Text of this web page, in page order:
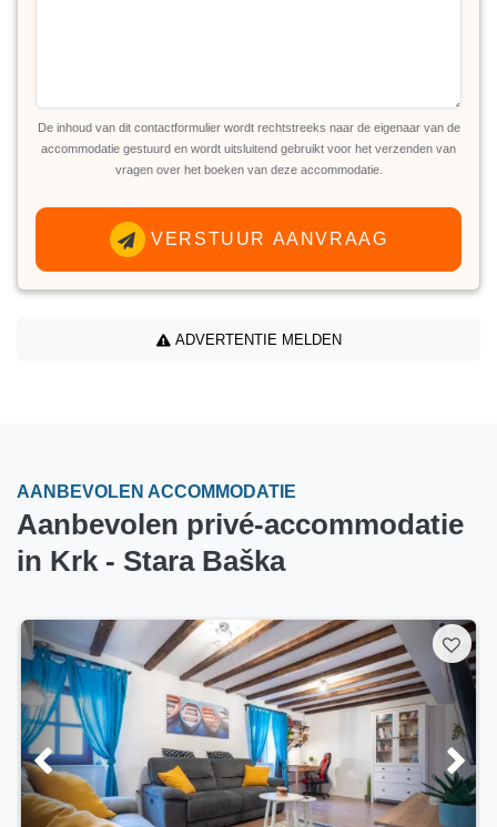
De inhoud van dit contactformulier wordt rechtstreeks naar de eigenaar van de
accommodatie gestuurd en wordt uitsluitend gebruikt voor het verzenden van
vragen over het boeken van deze accommodatie.
VERSTUUR AANVRAAG
ADVERTENTIE MELDEN
AANBEVOLEN ACCOMMODATIE
Aanbevolen privé-accommodatie
in Krk - Stara Baška